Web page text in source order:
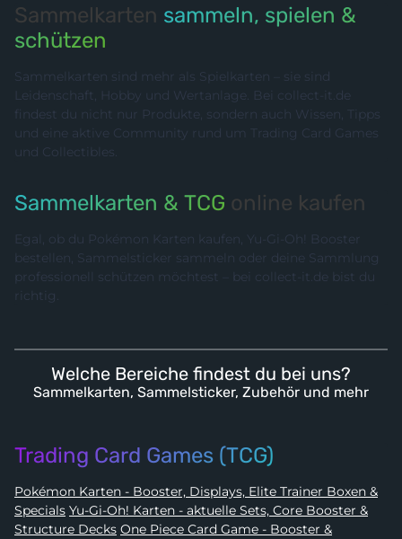
Sammelkarten sammeln, spielen &
schützen
Sammelkarten sind mehr als Spielkarten – sie sind
Leidenschaft, Hobby und Wertanlage. Bei collect-it.de
findest du nicht nur Produkte, sondern auch Wissen, Tipps
und eine aktive Community rund um Trading Card Games
und Collectibles.
Sammelkarten & TCG online kaufen
Egal, ob du Pokémon Karten kaufen, Yu-Gi-Oh! Booster
bestellen, Sammelsticker sammeln oder deine Sammlung
professionell schützen möchtest – bei collect-it.de bist du
richtig.
Welche Bereiche findest du bei uns?
Sammelkarten, Sammelsticker, Zubehör und mehr
Trading Card Games (TCG)
Pokémon Karten - Booster, Displays, Elite Trainer Boxen &
Specials Yu-Gi-Oh! Karten - aktuelle Sets, Core Booster &
Structure Decks One Piece Card Game - Booster &